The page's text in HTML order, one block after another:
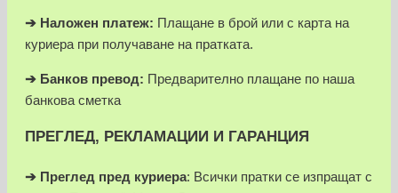
➔ Наложен платеж: Плащане в брой или с карта на
куриера при получаване на пратката.
➔ Банков превод: Предварително плащане по наша
банкова сметка
ПРЕГЛЕД, РЕКЛАМАЦИИ И ГАРАНЦИЯ
➔ Преглед пред куриера: Всички пратки се изпращат с